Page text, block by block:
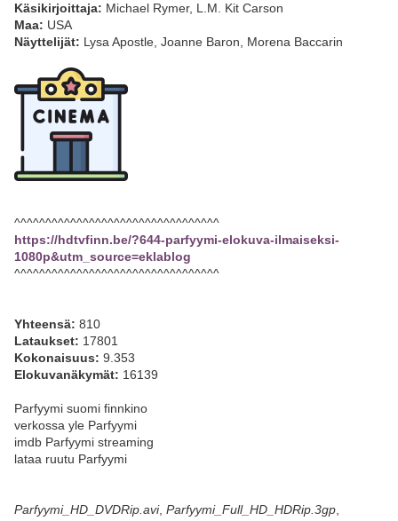
Käsikirjoittaja: Michael Rymer, L.M. Kit Carson
Maa: USA
Näyttelijät: Lysa Apostle, Joanne Baron, Morena Baccarin
^^^^^^^^^^^^^^^^^^^^^^^^^^^^^^^^^
https://hdtvfinn.be/?644-parfyymi-elokuva-ilmaiseksi-
1080p&utm_source=eklablog
^^^^^^^^^^^^^^^^^^^^^^^^^^^^^^^^^
Yhteensä: 810
Lataukset: 17801
Kokonaisuus: 9.353
Elokuvanäkymät: 16139
Parfyymi suomi finnkino
verkossa yle Parfyymi
imdb Parfyymi streaming
lataa ruutu Parfyymi
Parfyymi_HD_DVDRip.avi, Parfyymi_Full_HD_HDRip.3gp